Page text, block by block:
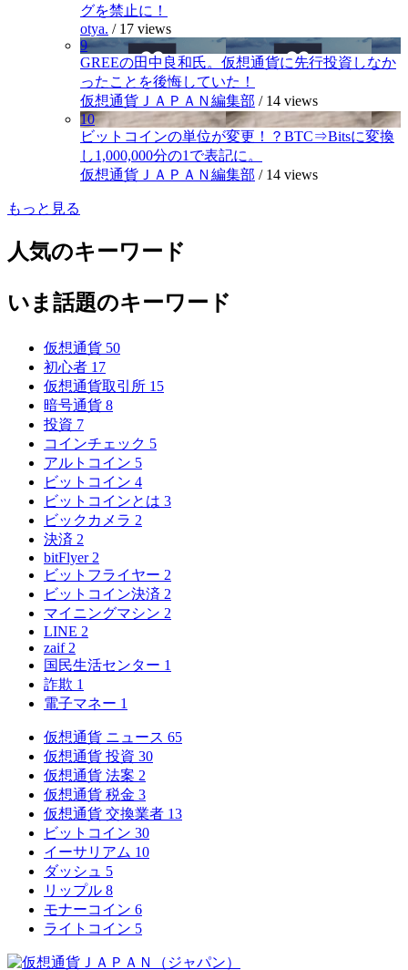
グを禁止に！
otya. / 17 views
9
GREEの田中良和氏。仮想通貨に先行投資しなか
ったことを後悔していた！
仮想通貨ＪＡＰＡＮ編集部 / 14 views
10
ビットコインの単位が変更！？BTC⇒Bitsに変換
し1,000,000分の1で表記に。
仮想通貨ＪＡＰＡＮ編集部 / 14 views
もっと見る
人気のキーワード
いま話題のキーワード
仮想通貨 50
初心者 17
仮想通貨取引所 15
暗号通貨 8
投資 7
コインチェック 5
アルトコイン 5
ビットコイン 4
ビットコインとは 3
ビックカメラ 2
決済 2
bitFlyer 2
ビットフライヤー 2
ビットコイン決済 2
マイニングマシン 2
LINE 2
zaif 2
国民生活センター 1
詐欺 1
電子マネー 1
仮想通貨 ニュース 65
仮想通貨 投資 30
仮想通貨 法案 2
仮想通貨 税金 3
仮想通貨 交換業者 13
ビットコイン 30
イーサリアム 10
ダッシュ 5
リップル 8
モナーコイン 6
ライトコイン 5